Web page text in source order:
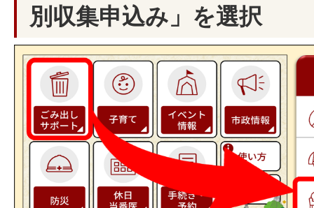
別収集申込み」を選択